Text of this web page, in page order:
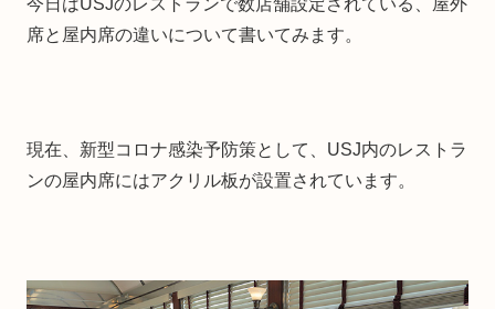
今日はUSJのレストランで数店舗設定されている、屋外
席と屋内席の違いについて書いてみます。
現在、新型コロナ感染予防策として、USJ内のレストラ
ンの屋内席にはアクリル板が設置されています。